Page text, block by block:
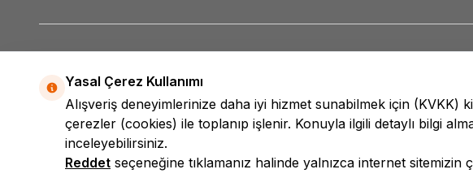
Yasal Çerez Kullanımı
Alışveriş deneyimlerinize daha iyi hizmet sunabilmek için (KVKK)
çerezler (cookies) ile toplanıp işlenir. Konuyla ilgili detaylı bilgi
inceleyebilirsiniz.
Reddet seçeneğine tıklamanız halinde yalnızca internet sitemizin